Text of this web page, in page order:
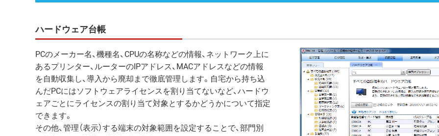
ハードウェア台帳
PCのメーカー名、機種名、CPUの名称などの情報、ネットワーク上に
あるプリンター、ルーターのIPアドレス、MACアドレスなどの情報
を自動収集し、導入から廃却まで徹底管理します。自宅から持ち込
んだPCにはソフトウェアライセンスを割り当てないなど、ハードウ
ェアごとにライセンスの割り当て対象とするかどうかについて指定
できます。
その他、管理（表示）する端末の対象範囲を設定することで、部門別